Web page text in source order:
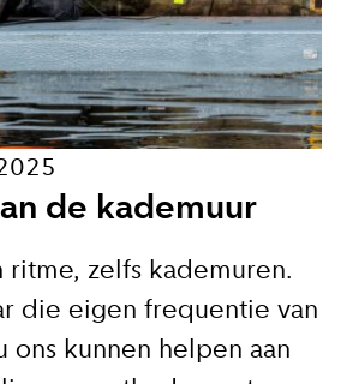
de kademuur
ritme, zelfs kademuren.
die eigen frequentie van
ons kunnen helpen aan